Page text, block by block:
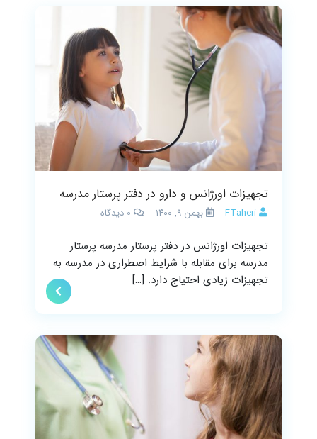
تجهیزات اورژانس و دارو در دفتر پرستار مدرسه
FTaheri بهمن ۹, ۱۴۰۰ 0 دیدگاه
تجهیزات اورژانس در دفتر پرستار مدرسه پرستار
مدرسه برای مقابله با شرایط اضطراری در مدرسه به
تجهیزات زیادی احتیاج دارد. […]